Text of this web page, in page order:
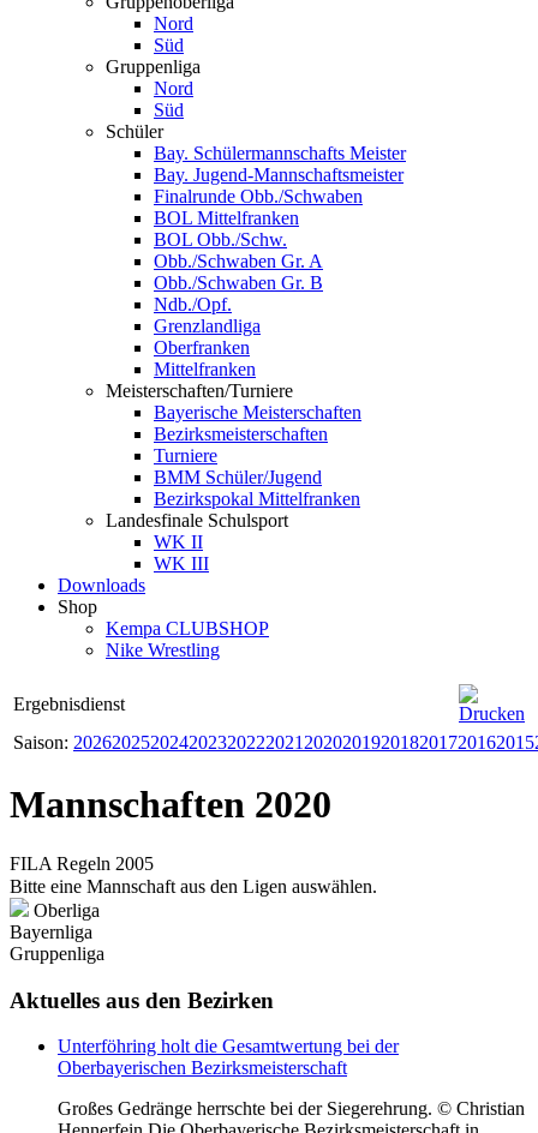
Nord
Süd
Gruppenliga
Nord
Süd
Schüler
Bay. Schülermannschafts Meister
Bay. Jugend-Mannschaftsmeister
Finalrunde Obb./Schwaben
BOL Mittelfranken
BOL Obb./Schw.
Obb./Schwaben Gr. A
Obb./Schwaben Gr. B
Ndb./Opf.
Grenzlandliga
Oberfranken
Mittelfranken
Meisterschaften/Turniere
Bayerische Meisterschaften
Bezirksmeisterschaften
Turniere
BMM Schüler/Jugend
Bezirkspokal Mittelfranken
Landesfinale Schulsport
WK II
WK III
Downloads
Shop
Kempa CLUBSHOP
Nike Wrestling
Ergebnisdienst
Saison: 202620252024202320222021 202020192018201720162015
Mannschaften 2020
FILA Regeln 2005
Bitte eine Mannschaft aus den Ligen auswählen.
Oberliga
Bayernliga
Gruppenliga
Aktuelles aus den Bezirken
Unterföhring holt die Gesamtwertung bei der
Oberbayerischen Bezirksmeisterschaft
Großes Gedränge herrschte bei der Siegerehrung. © Christian